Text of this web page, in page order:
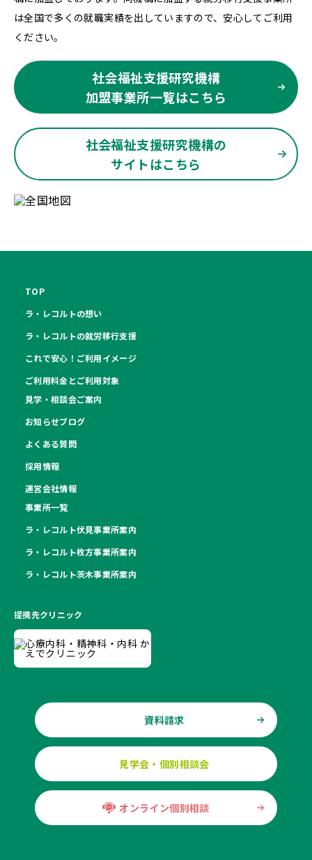
は全国で多くの就職実績を出していますので、安心してご利用
ください。
社会福祉支援研究機構
加盟事業所一覧はこちら
社会福祉支援研究機構の
サイトはこちら
TOP
ラ・レコルトの想い
ラ・レコルトの就労移行支援
これで安心！ご利用イメージ
ご利用料金とご利用対象
見学・相談会ご案内
お知らせブログ
よくある質問
採用情報
運営会社情報
事業所一覧
ラ・レコルト伏見事業所案内
ラ・レコルト枚方事業所案内
ラ・レコルト茨木事業所案内
提携先クリニック
資料請求
見学会・個別相談会
オンライン個別相談